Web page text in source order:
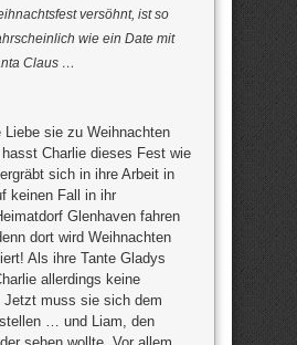
versöhnt, ist so
wie ein Date mit
Claus …
Liebe sie zu Weihnachten
Charlie dieses Fest wie
sich in ihre Arbeit in
keinen Fall in ihr
Glenhaven fahren
dort wird Weihnachten
Als ihre Tante Gladys
allerdings keine
Jetzt muss sie sich dem
… und Liam, den